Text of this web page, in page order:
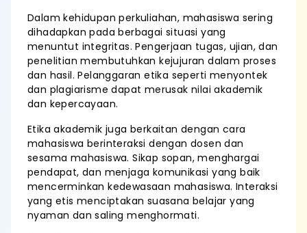
Dalam kehidupan perkuliahan, mahasiswa sering
dihadapkan pada berbagai situasi yang
menuntut integritas. Pengerjaan tugas, ujian, dan
penelitian membutuhkan kejujuran dalam proses
dan hasil. Pelanggaran etika seperti menyontek
dan plagiarisme dapat merusak nilai akademik
dan kepercayaan.
Etika akademik juga berkaitan dengan cara
mahasiswa berinteraksi dengan dosen dan
sesama mahasiswa. Sikap sopan, menghargai
pendapat, dan menjaga komunikasi yang baik
mencerminkan kedewasaan mahasiswa. Interaksi
yang etis menciptakan suasana belajar yang
nyaman dan saling menghormati.